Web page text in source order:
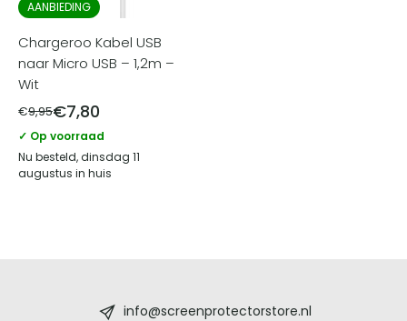
AANBIEDING
Chargeroo Kabel USB
naar Micro USB – 1,2m –
Wit
€9,95€7,80
✓ Op voorraad
Nu besteld, dinsdag 11
augustus in huis
info@screenprotectorstore.nl